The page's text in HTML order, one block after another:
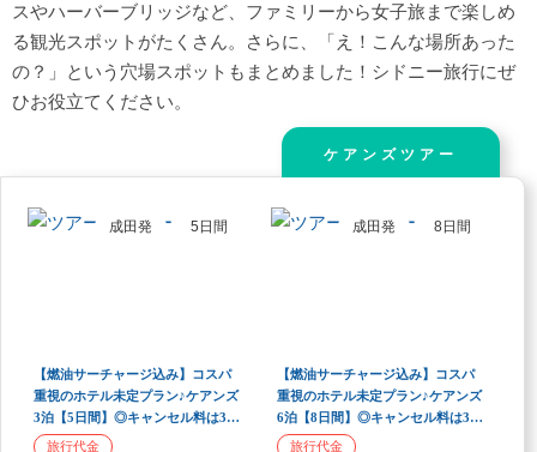
第10位 マンリービーチ
第11位 セントメアリー大聖堂
第12位 ハンターバレー（市街から約2時間）
第13位 ロイヤル・ボタニック・ガーデン
第15位 ザ・スター
スやハーバーブリッジなど、ファミリーから女子旅まで楽しめ
る観光スポットがたくさん。さらに、「え！こんな場所あった
の？」という穴場スポットもまとめました！シドニー旅行にぜ
ひお役立てください。
ケアンズツアー
【燃油サーチャージ込み】コスパ
重視のホテル未定プラン♪ケアンズ
3泊【5日間】◎キャンセル料は30
～40日前から◎ポートモレスビー
成田発 5 日間
【燃油サーチャージ込み】コスパ
重視のホテル未定プラン♪ケアンズ
6泊【8日間】◎キャンセル料は30
～40日前から◎ポートモレスビー
成田発 8日間